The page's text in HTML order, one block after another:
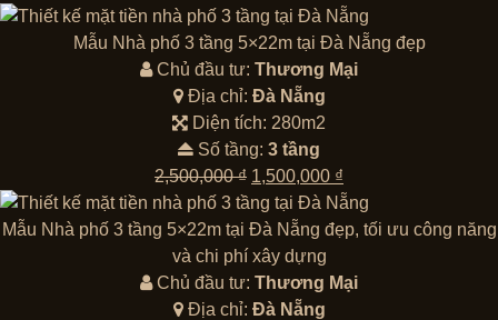
gốc
là:
2,500,000 ₫.
hiện
tại
là:
Mẫu Nhà phố 3 tầng 5×22m tại Đà Nẵng đẹp
Chủ đầu tư: Thương Mại
Địa chỉ: Đà Nẵng
Diện tích: 280m2
Số tầng: 3 tầng
2,500,000₫ Giá
gốc
là:
2,500,000 ₫.
1,500,000 ₫
hiện
tại
1,500,000 ₫.
Mẫu Nhà phố 3 tầng 5×22m tại Đà Nẵng đẹp, tối ưu công năng
và chi phí xây dựng
Chủ đầu tư: Thương Mại
Địa chỉ: Đà Nẵng